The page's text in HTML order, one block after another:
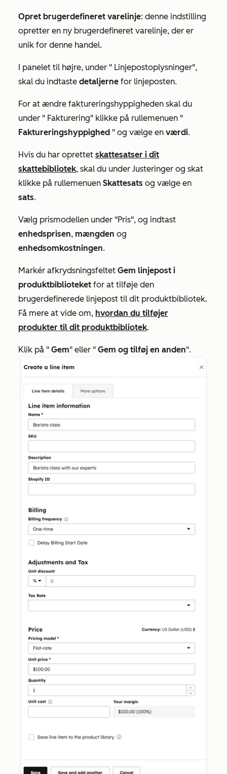
Opret brugerdefineret varelinje: denne indstilling
opretter en ny brugerdefineret varelinje, der er
unik for denne handel.
I panelet til højre, under " Linjepostoplysninger",
skal du indtaste detaljerne for linjeposten.
For at ændre faktureringshyppigheden skal du
under " Fakturering" klikke på rullemenuen "
Faktureringshyppighed " og vælge en værdi.
Hvis du har oprettet skattesatser i dit
skattebibliotek, skal du under Justeringer og skat
klikke på rullemenuen Skattesats og vælge en
sats.
Vælg prismodellen under "Pris", og indtast
enhedsprisen, mængden og
enhedsomkostningen.
Markér afkrydsningsfeltet Gem linjepost i
produktbiblioteket for at tilføje den
brugerdefinerede linjepost til dit produktbibliotek.
Få mere at vide om, hvordan du tilføjer
produkter til dit produktbibliotek.
Klik på " Gem" eller " Gem og tilføj en anden".